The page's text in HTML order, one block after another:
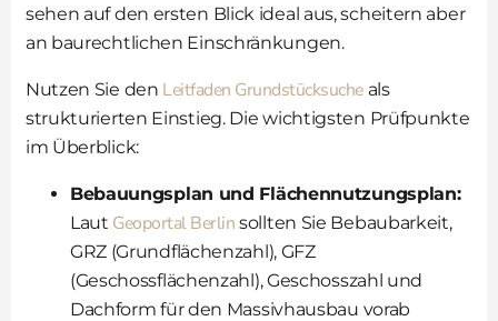
sehen auf den ersten Blick ideal aus, scheitern aber
an baurechtlichen Einschränkungen.
Nutzen Sie den Leitfaden Grundstücksucheals
strukturierten Einstieg. Die wichtigsten Prüfpunkte
im Überblick:
Bebauungsplan und Flächennutzungsplan:
Laut Geoportal Berlin sollten Sie Bebaubarkeit,
GRZ (Grundflächenzahl), GFZ
(Geschossflächenzahl), Geschosszahl und
Dachform für den Massivhausbau vorab